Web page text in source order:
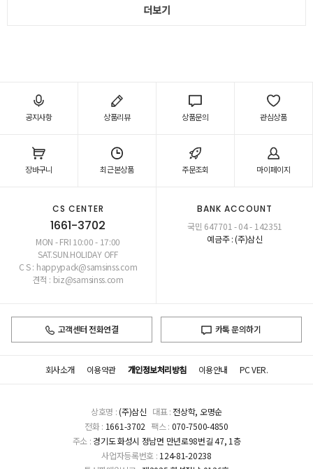
더보기
공지사항 상품리뷰 상품문의 관심상품
장바구니 최근본상품 주문조회 마이페이지
CS CENTER
1661-3702
MON - FRI 10:00 - 17:00
SAT.SUN.HOLIDAY OFF
C S : happypack@samsinss.com
견적 : biz@samsinss.com
BANK ACCOUNT
국민 647701 - 04 - 142351
예금주 : (주)삼신
고객센터 전화연결 카톡 문의하기
회사소개 이용약관 개인정보처리방침 이용안내 PC VER.
상호명 :(주)삼신 대표 : 전상학, 오명순
전화 : 1661-3702 팩스 : 070-7500-4850
주소 : 경기도 화성시 정남면 만년로98번길 47, 1층
사업자등록번호 : 124-81-20238